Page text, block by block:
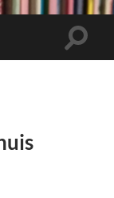
Toggle